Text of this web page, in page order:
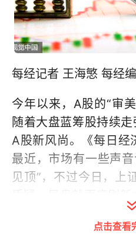
每经记者 王海慜 每经
今年以来，A股的“审
随着大盘蓝筹股持续
A股新风尚。《每日经
最近，市场有一些声
见顶”，不过今日，上
新高。除此之外，今
300、上证180指数也
点击查看